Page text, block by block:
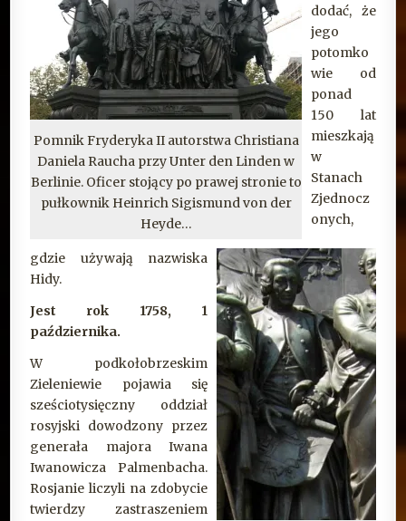
Pomnik Fryderyka II autorstwa Christiana
Daniela Raucha przy Unter den Linden w
Berlinie. Oficer stojący po prawej stronie to
pułkownik Heinrich Sigismund von der
Heyde…
dodać, że
jego
potomko
wie od
ponad
150 lat
mieszkają
w
Stanach
Zjednocz
onych,
gdzie używają nazwiska
Hidy.
Jest rok 1758, 1
października.
W podkołobrzeskim
Zieleniewie pojawia się
sześciotysięczny oddział
rosyjski dowodzony przez
generała majora Iwana
Iwanowicza Palmenbacha.
Rosjanie liczyli na zdobycie
twierdzy zastraszeniem